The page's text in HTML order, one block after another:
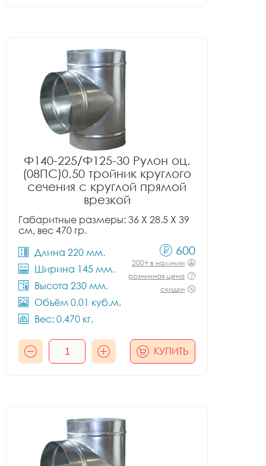
Ф140-225/Ф125-30 Рулон оц.
(08ПС)0.50 тройник круглого
сечения с круглой прямой
врезкой
Габаритные размеры: 36 X 28.5 X 39
см, вес 470 гр.
Длина 220 мм.
Ширина 145 мм.
Высота 230 мм.
Объём 0.01 куб.м.
Вес: 0.470 кг.
600
200+ в наличии
розничная цена
скидки
КУПИТЬ